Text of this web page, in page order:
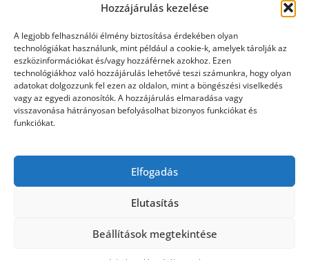
Hozzájárulás kezelése
A legjobb felhasználói élmény biztosítása érdekében olyan
technológiákat használunk, mint például a cookie-k, amelyek tárolják az
eszközinformációkat és/vagy hozzáférnek azokhoz. Ezen
technológiákhoz való hozzájárulás lehetővé teszi számunkra, hogy olyan
adatokat dolgozzunk fel ezen az oldalon, mint a böngészési viselkedés
vagy az egyedi azonosítók. A hozzájárulás elmaradása vagy
visszavonása hátrányosan befolyásolhat bizonyos funkciókat és
funkciókat.
Elfogadás
Elutasítás
Beállítások megtekintése
Televízió
Vásárlás
Webshop
general kivitelező